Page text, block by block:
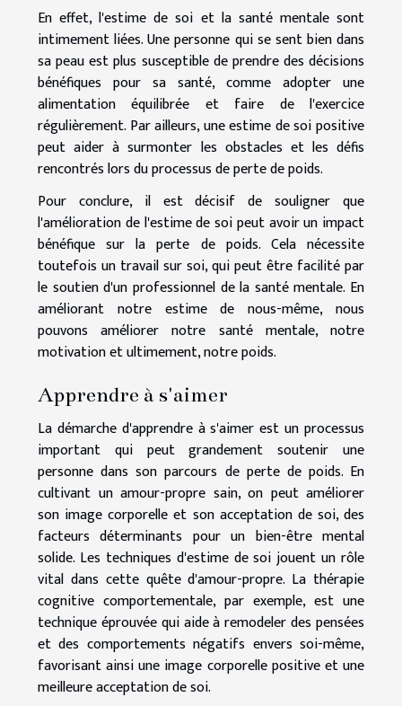
En effet, l'estime de soi et la santé mentale sont
intimement liées. Une personne qui se sent bien dans
sa peau est plus susceptible de prendre des décisions
bénéfiques pour sa santé, comme adopter une
alimentation équilibrée et faire de l'exercice
régulièrement. Par ailleurs, une estime de soi positive
peut aider à surmonter les obstacles et les défis
rencontrés lors du processus de perte de poids.
Pour conclure, il est décisif de souligner que
l'amélioration de l'estime de soi peut avoir un impact
bénéfique sur la perte de poids. Cela nécessite
toutefois un travail sur soi, qui peut être facilité par
le soutien d'un professionnel de la santé mentale. En
améliorant notre estime de nous-même, nous
pouvons améliorer notre santé mentale, notre
motivation et ultimement, notre poids.
Apprendre à s'aimer
La démarche d'apprendre à s'aimer est un processus
important qui peut grandement soutenir une
personne dans son parcours de perte de poids. En
cultivant un amour-propre sain, on peut améliorer
son image corporelle et son acceptation de soi, des
facteurs déterminants pour un bien-être mental
solide. Les techniques d'estime de soi jouent un rôle
vital dans cette quête d'amour-propre. La thérapie
cognitive comportementale, par exemple, est une
technique éprouvée qui aide à remodeler des pensées
et des comportements négatifs envers soi-même,
favorisant ainsi une image corporelle positive et une
meilleure acceptation de soi.